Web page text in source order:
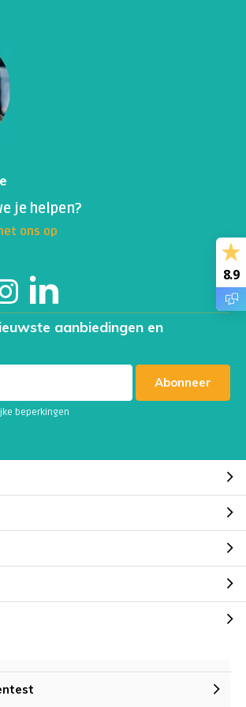
je helpen?
ons op
aanbiedingen en
Abonneer
beperkingen
8.9